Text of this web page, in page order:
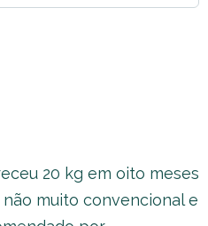
20 kg em oito meses
muito convencional e